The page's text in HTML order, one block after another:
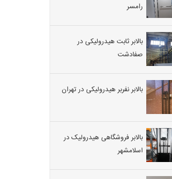
رامسر
بالابر ثابت هیدرولیکی در
صفادشت
بالابر نفربر هیدرولیکی در تهران
بالابر فروشگاهی هیدرولیک در
اسلامشهر